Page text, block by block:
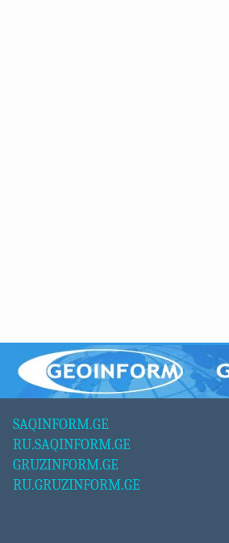
SAQINFORM.GE
RU.SAQINFORM.GE
GRUZINFORM.GE
RU.GRUZINFORM.GE